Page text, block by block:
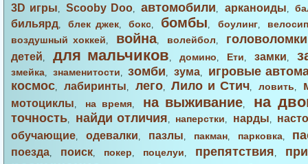
3D игры,Scooby Doo,автомобили, арканоиды,
бильярд,блек джек,бокс, бомбы, боулинг,
воздушный хоккей, война, волейбол, головоломки
детей, для мальчиков, домино, Ети, замки,
змейка, знаменитости,зомби, зума,
игровые
космос, лабиринты, лего,Лило и Стич,ловить,
мотоциклы, на время, на выживание, на
точность, найди отличия, наперстки, нарды,
обучающие, одевалки, пазлы, пакман, парковка,
поезда, поиск, покер, поцелуи, препятствия,